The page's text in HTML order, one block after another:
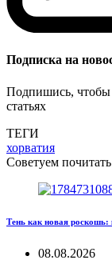
Подписка на
Подпишись, чтобы
статьях
ТЕГИ
хорватия
Советуем почитать
Тень как новая роскошь:
08.08.2026